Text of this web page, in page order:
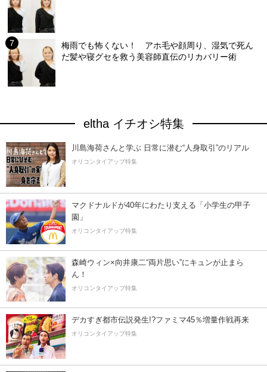
梅雨でも怖くない！ アホ毛や顔周り、湿気で死ん
だ髪や寝グセを救う美容師直伝のリカバリー術
eltha イチオシ特集
川島海荷さんと学ぶ 日常に潜む“人身取引”のリアル
オリコンタイアップ特集
マクドナルドが40年にわたり支える「小学生の甲子
園」
オリコンタイアップ特集
森崎ウィン×向井康二“両片思い”にキュンが止まら
ん！
オリコンタイアップ特集
デカすぎ都市伝説発生!?ファミマ45％増量作戦再来
オリコンタイアップ特集